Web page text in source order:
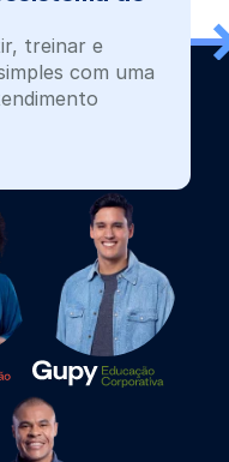
treinar e
com uma